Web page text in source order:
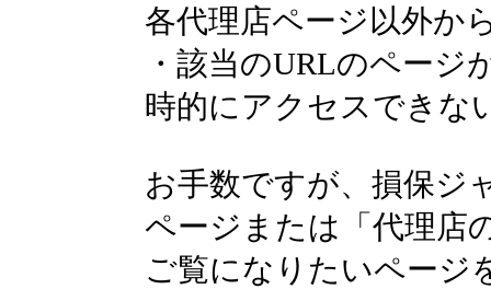
各代理店ページ以外か
・該当のURLのページ
時的にアクセスできな
お手数ですが、損保ジ
ページまたは「代理店
ご覧になりたいページ